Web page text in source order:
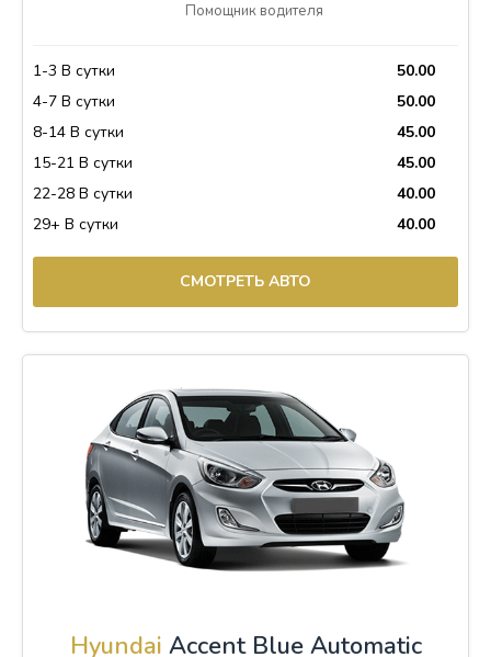
Помощник водителя
1-3 В сутки
50.00
4-7 В сутки
50.00
8-14 В сутки
45.00
15-21 В сутки
45.00
22-28 В сутки
40.00
29+ В сутки
40.00
СМОТРЕТЬ АВТО
Hyundai Accent Blue Automatic